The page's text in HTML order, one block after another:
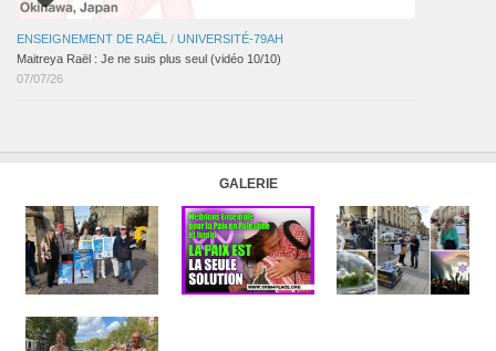
ENSEIGNEMENT DE RAËL / UNIVERSITÉ-79AH
Maitreya Raël : Je ne suis plus seul (vidéo 10/10)
07/07/26
GALERIE